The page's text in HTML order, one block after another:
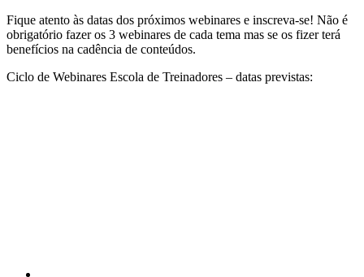
Fique atento às datas dos próximos webinares e inscreva-se! Não é
obrigatório fazer os 3 webinares de cada tema mas se os fizer terá
benefícios na cadência de conteúdos.
Ciclo de Webinares Escola de Treinadores – datas previstas: